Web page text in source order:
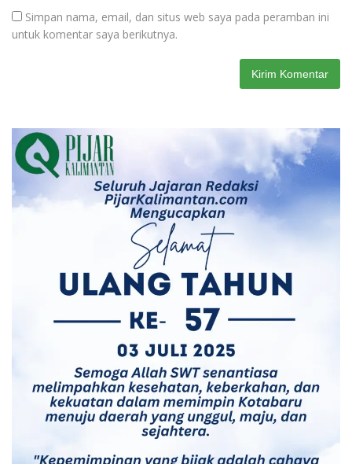
Simpan nama, email, dan situs web saya pada peramban ini
untuk komentar saya berikutnya.